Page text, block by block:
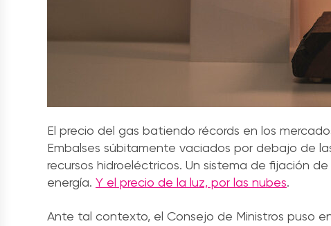
El precio del gas batiendo récords en los
Embalses súbitamente vaciados por debajo de
recursos hidroeléctricos. Un sistema de fijación
energía. Y el precio de la luz, por las nubes.
Ante tal contexto, el Consejo de Ministros puso